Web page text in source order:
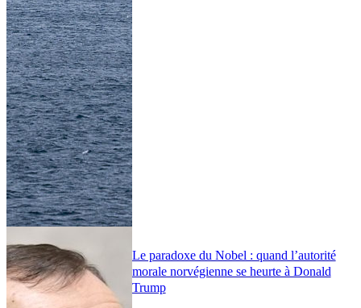
Le paradoxe du Nobel : quand l’autorité
morale norvégienne se heurte à Donald
Trump